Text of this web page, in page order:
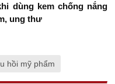
dùng kem chống nắng
ung thư
hồi mỹ phẩm